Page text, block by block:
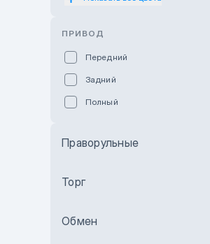
Бежевый
ПРИВОД
Передний
Задний
Полный
Праворульные
Торг
Обмен